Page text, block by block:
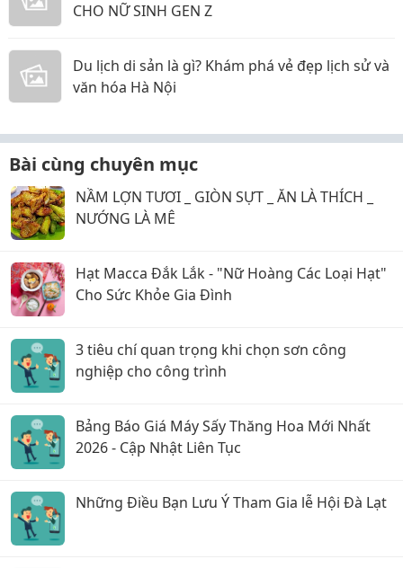
CHO NỮ SINH GEN Z
Du lịch di sản là gì? Khám phá vẻ đẹp lịch sử và
văn hóa Hà Nội
Bài cùng chuyên mục
NẦM LỢN TƯƠI _ GIÒN SỰT _ ĂN LÀ THÍCH _
NƯỚNG LÀ MÊ
Hạt Macca Đắk Lắk - "Nữ Hoàng Các Loại Hạt"
Cho Sức Khỏe Gia Đình
3 tiêu chí quan trọng khi chọn sơn công
nghiệp cho công trình
Bảng Báo Giá Máy Sấy Thăng Hoa Mới Nhất
2026 - Cập Nhật Liên Tục
Những Điều Bạn Lưu Ý Tham Gia lễ Hội Đà Lạt